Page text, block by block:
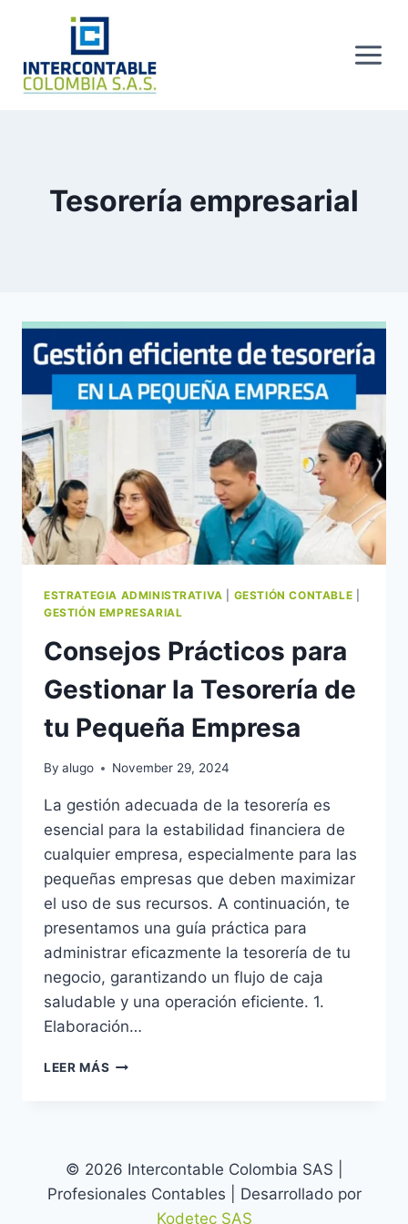
content
Tesorería empresarial
ESTRATEGIA ADMINISTRATIVA GESTIÓN CONTABLE
GESTIÓN EMPRESARIAL
Consejos Prácticos para
Gestionar la Tesorería de
tu Pequeña Empresa
By alugo November 29, 2024
La gestión adecuada de la tesorería es
esencial para la estabilidad financiera de
cualquier empresa, especialmente para las
pequeñas empresas que deben maximizar
el uso de sus recursos. A continuación, te
presentamos una guía práctica para
administrar eficazmente la tesorería de tu
negocio, garantizando un flujo de caja
saludable y una operación eficiente. 1.
Elaboración…
LEER MÁS CONSEJOS
DE
TU
PEQUEÑA
© 2026 Intercontable Colombia SAS |
Profesionales Contables | Desarrollado por
Kodetec SAS